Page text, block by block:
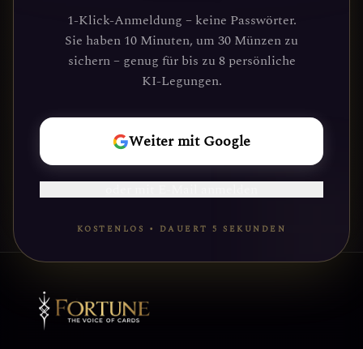
1-Klick-Anmeldung – keine Passwörter.
Sie haben 10 Minuten, um 30 Münzen zu
sichern – genug für bis zu 8 persönliche
KI-Legungen.
Weiter mit Google
KOSTENLOS • DAUERT 5 SEKUNDEN
Suchenden an, die Klarheit und
Führung durch unsere Plattform
gefunden haben. Deine kosmische Reise
wartet.
REISE
BEGINNEN